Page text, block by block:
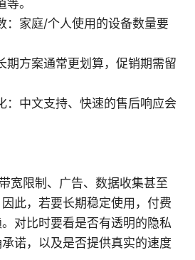
。
：家庭/个人使用的设备数量要
期方案通常更划算，促销期需留
：中文支持、快速的售后响应会
宽限制、广告、数据收集甚至
此，若要长期稳定使用，付费
对比时要看是否有透明的隐私
诺，以及是否提供真实的速度